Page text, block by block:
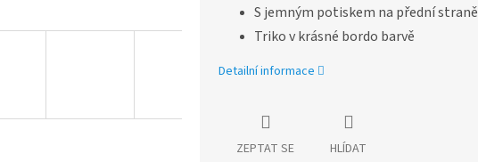
S jemným potiskem na přední straně
Triko v krásné bordo barvě
Detailní informace
ZEPTAT SE HLÍDAT